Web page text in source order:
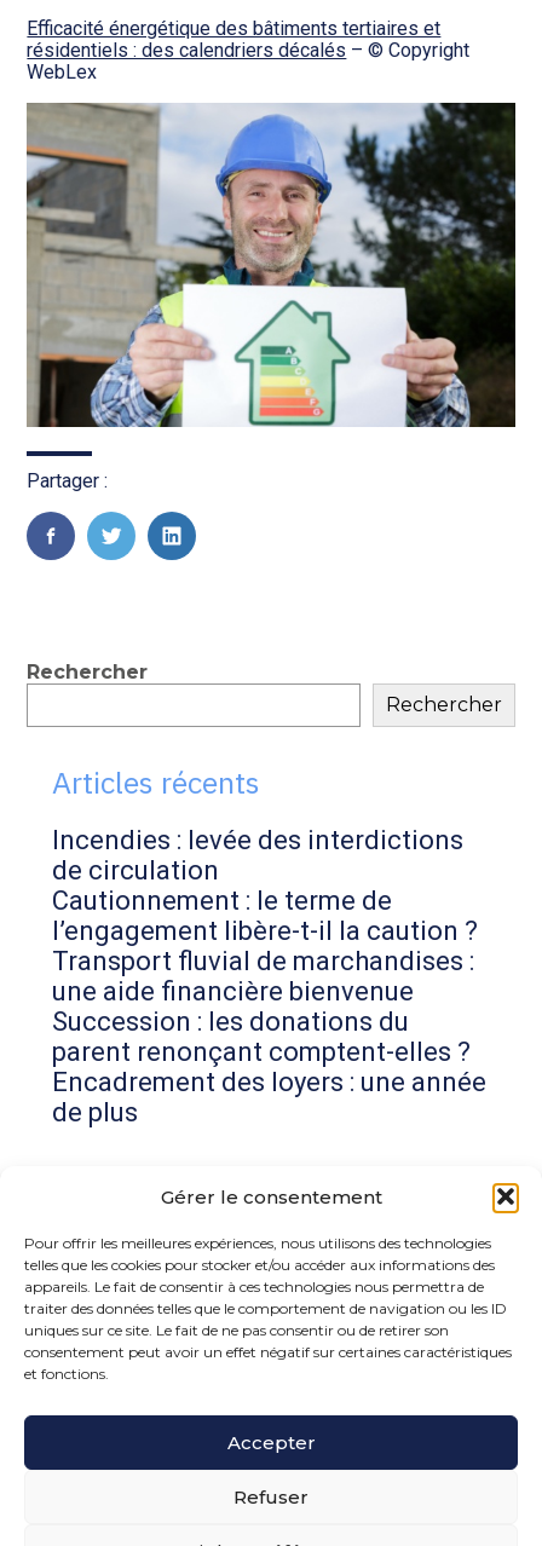
Gérer le consentement
Pour offrir les meilleures expériences, nous utilisons des technologies
telles que les cookies pour stocker et/ou accéder aux informations des
appareils. Le fait de consentir à ces technologies nous permettra de
traiter des données telles que le comportement de navigation ou les ID
uniques sur ce site. Le fait de ne pas consentir ou de retirer son
consentement peut avoir un effet négatif sur certaines caractéristiques
et fonctions.
Accepter
Refuser
Efficacité énergétique des bâtiments tertiaires et
résidentiels : des calendriers décalés – © Copyright
WebLex
Partager :
FaceBook
TwitterLinkedIn
Blog
sidebar
Rechercher
Rechercher
Articles récents
Incendies : levée des interdictions
de circulation
Cautionnement : le terme de
l’engagement libère-t-il la caution ?
Transport fluvial de marchandises :
une aide financière bienvenue
Succession : les donations du
parent renonçant comptent-elles ?
Encadrement des loyers : une année
de plus
Commentaires récents
Aucun commentaire à afficher.
15 rue de la Bonne Rencontre – 77860 Quincy
Voisins